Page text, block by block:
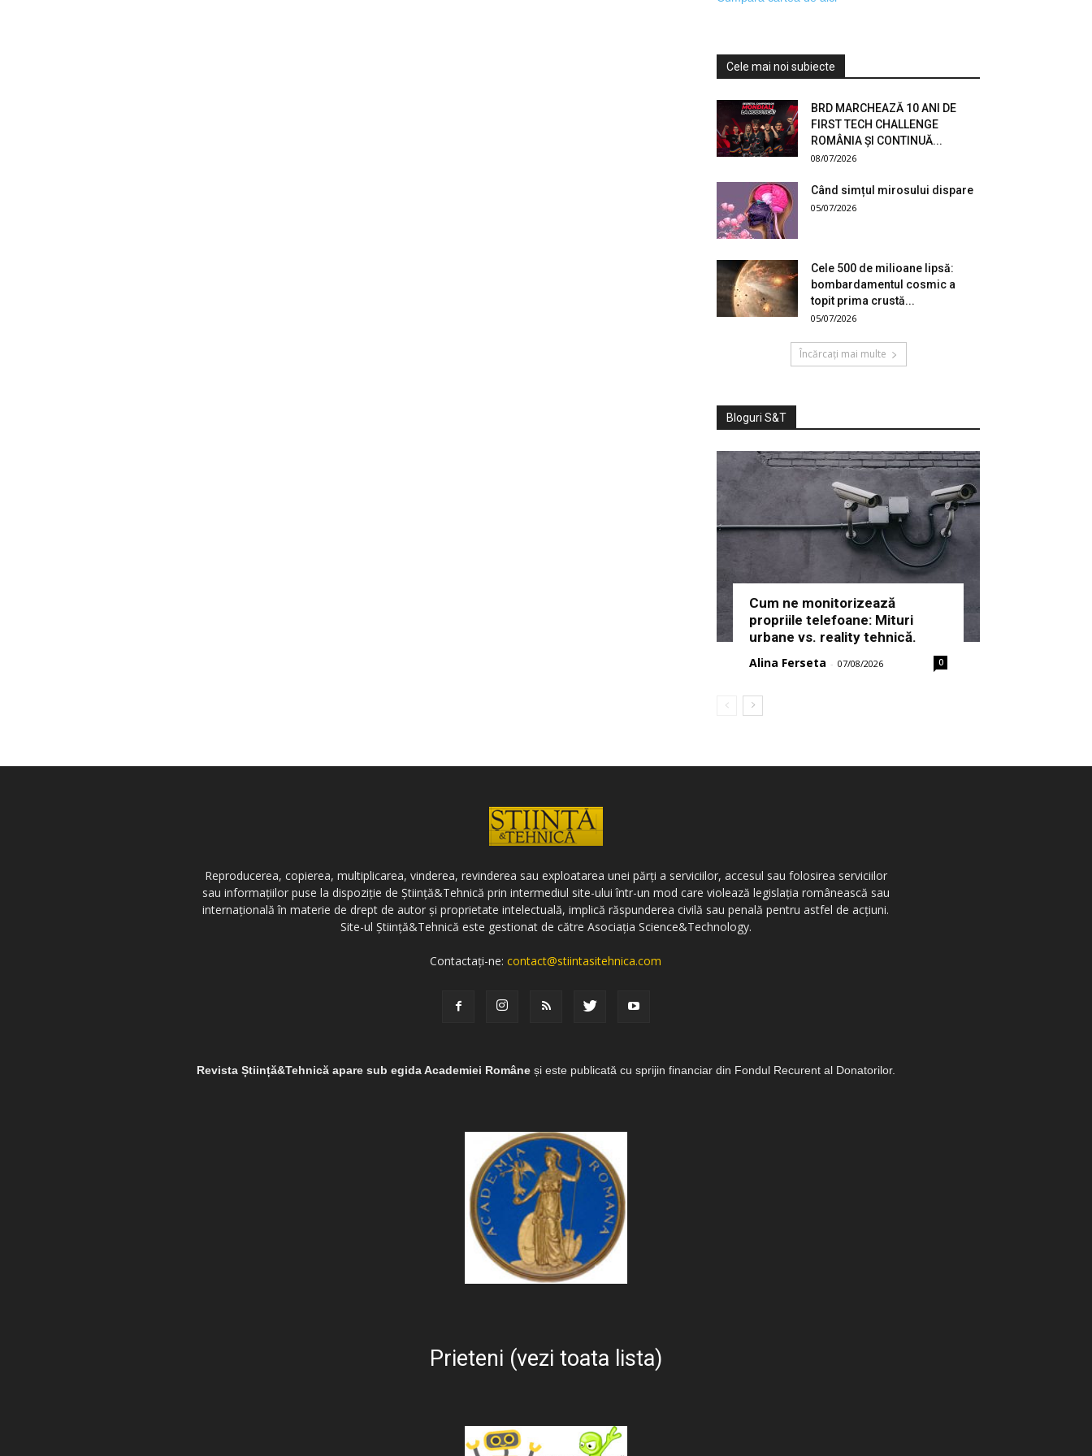
Cele mai noi subiecte
BRD MARCHEAZĂ 10 ANI DE
FIRST TECH CHALLENGE
ROMÂNIA ȘI CONTINUĂ...
08/07/2026
Când simțul mirosului dispare
05/07/2026
Cele 500 de milioane lipsă:
bombardamentul cosmic a
topit prima crustă...
05/07/2026
Încărcați mai multe
Bloguri S&T
Cum ne monitorizează
propriile telefoane: Mituri
urbane vs. reality tehnică.
Alina Ferseta - 07/08/2026 0
Reproducerea, copierea, multiplicarea, vinderea, revinderea sau exploatarea unei părți a serviciilor, accesul sau folosirea serviciilor
sau informațiilor puse la dispoziție de Știință&Tehnică prin intermediul site-ului într-un mod care violează legislația românească sau
internațională în materie de drept de autor și proprietate intelectuală, implică răspunderea civilă sau penală pentru astfel de acțiuni.
Site-ul Știință&Tehnică este gestionat de către Asociația Science&Technology.
Contactați-ne:contact@stiintasitehnica.com
Revista Știință&Tehnică apare sub egida Academiei Române și este publicată cu sprijin financiar din Fondul Recurent al Donatorilor.
Prieteni (vezi toata lista)